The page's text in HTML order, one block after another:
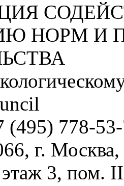
НОРМ И
(495) 778-
г.
этаж 3, пом.